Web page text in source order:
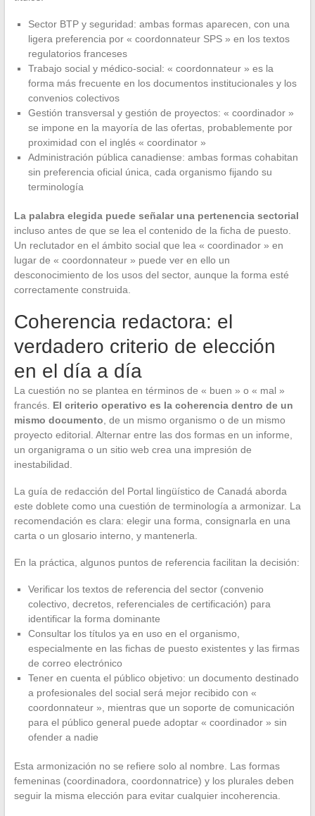
Sector BTP y seguridad: ambas formas aparecen, con una
ligera preferencia por « coordonnateur SPS » en los textos
regulatorios franceses
Trabajo social y médico-social: « coordonnateur » es la
forma más frecuente en los documentos institucionales y los
convenios colectivos
Gestión transversal y gestión de proyectos: « coordinador »
se impone en la mayoría de las ofertas, probablemente por
proximidad con el inglés « coordinator »
Administración pública canadiense: ambas formas cohabitan
sin preferencia oficial única, cada organismo fijando su
terminología
La palabra elegida puede señalar una pertenencia sectorial
incluso antes de que se lea el contenido de la ficha de puesto.
Un reclutador en el ámbito social que lea « coordinador » en
lugar de « coordonnateur » puede ver en ello un
desconocimiento de los usos del sector, aunque la forma esté
correctamente construida.
Coherencia redactora: el
verdadero criterio de elección
en el día a día
La cuestión no se plantea en términos de « buen » o « mal »
francés. El criterio operativo es la coherencia dentro de un
mismo documento, de un mismo organismo o de un mismo
proyecto editorial. Alternar entre las dos formas en un informe,
un organigrama o un sitio web crea una impresión de
inestabilidad.
La guía de redacción del Portal lingüístico de Canadá aborda
este doblete como una cuestión de terminología a armonizar. La
recomendación es clara: elegir una forma, consignarla en una
carta o un glosario interno, y mantenerla.
En la práctica, algunos puntos de referencia facilitan la decisión:
Verificar los textos de referencia del sector (convenio
colectivo, decretos, referenciales de certificación) para
identificar la forma dominante
Consultar los títulos ya en uso en el organismo,
especialmente en las fichas de puesto existentes y las firmas
de correo electrónico
Tener en cuenta el público objetivo: un documento destinado
a profesionales del social será mejor recibido con «
coordonnateur », mientras que un soporte de comunicación
para el público general puede adoptar « coordinador » sin
ofender a nadie
Esta armonización no se refiere solo al nombre. Las formas
femeninas (coordinadora, coordonnatrice) y los plurales deben
seguir la misma elección para evitar cualquier incoherencia.